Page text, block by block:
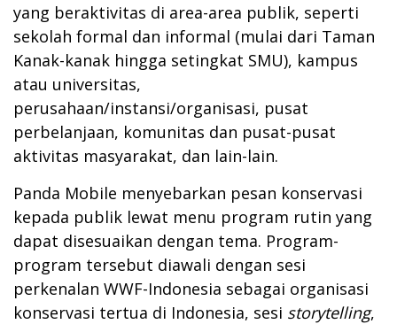
yang beraktivitas di area-area publik, seperti
sekolah formal dan informal (mulai dari Taman
Kanak-kanak hingga setingkat SMU), kampus
atau universitas,
perusahaan/instansi/organisasi, pusat
perbelanjaan, komunitas dan pusat-pusat
aktivitas masyarakat, dan lain-lain.
Panda Mobile menyebarkan pesan konservasi
kepada publik lewat menu program rutin yang
dapat disesuaikan dengan tema. Program-
program tersebut diawali dengan sesi
perkenalan WWF-Indonesia sebagai organisasi
konservasi tertua di Indonesia, sesi storytelling,